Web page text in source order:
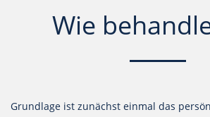
Wie
Grundlage ist zunächst einmal das